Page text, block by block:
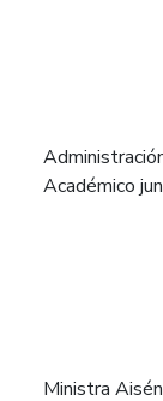
Académico
Ministra